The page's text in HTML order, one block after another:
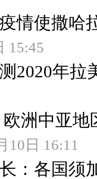
情使撒哈
15:45
2020年拉
洲中亚
10日 16:11
：各国须